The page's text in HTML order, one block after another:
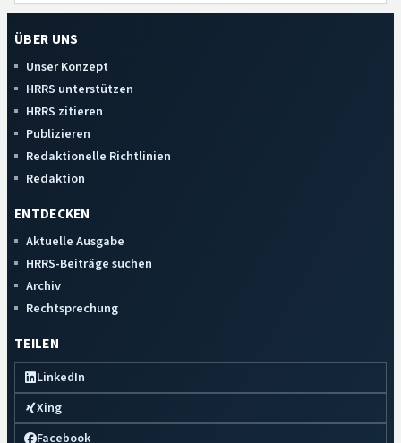
ÜBER UNS
Unser Konzept
HRRS unterstützen
HRRS zitieren
Publizieren
Redaktionelle Richtlinien
Redaktion
ENTDECKEN
Aktuelle Ausgabe
HRRS-Beiträge suchen
Archiv
Rechtsprechung
TEILEN
LinkedIn
Xing
Facebook